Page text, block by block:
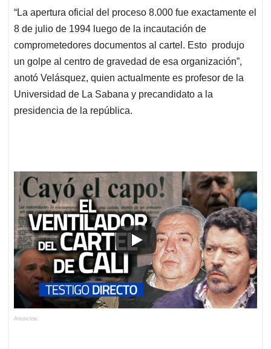
“La apertura oficial del proceso 8.000 fue exactamente el
8 de julio de 1994 luego de la incautación de
comprometedores documentos al cartel. Esto produjo
un golpe al centro de gravedad de esa organización”,
anotó Velásquez, quien actualmente es profesor de la
Universidad de La Sabana y precandidato a la
presidencia de la república.
Anuncios.